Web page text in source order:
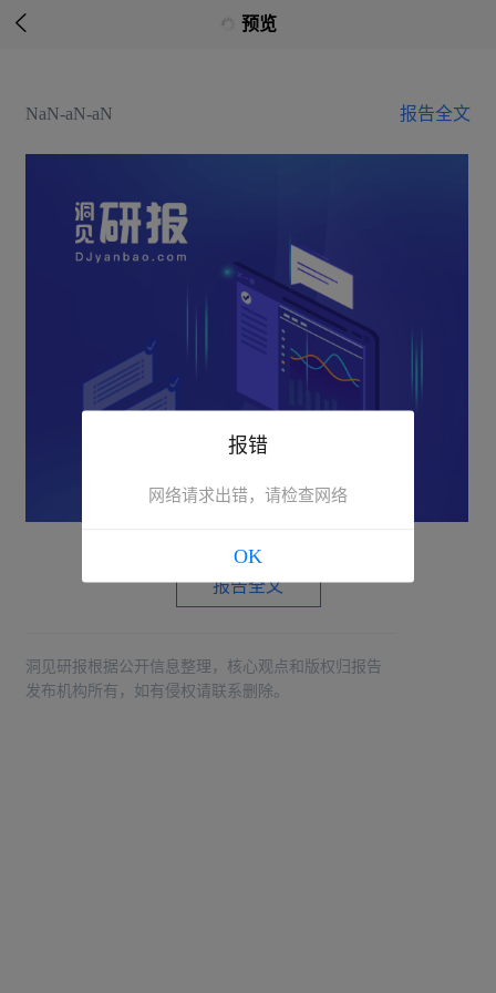
 预览
NaN-aN-aN 报告全文
报告全文
洞见研报根据公开信息整理，核心观点和版权归报告
发布机构所有，如有侵权请联系删除。
报错
网络请求出错，请检查网络
OK